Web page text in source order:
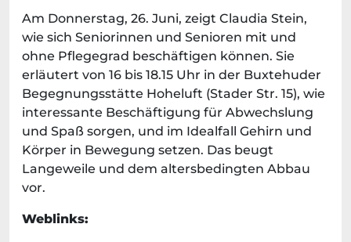
Am Donnerstag, 26. Juni, zeigt Claudia Stein,
wie sich Seniorinnen und Senioren mit und
ohne Pflegegrad beschäftigen können. Sie
erläutert von 16 bis 18.15 Uhr in der Buxtehuder
Begegnungsstätte Hoheluft (Stader Str. 15), wie
interessante Beschäftigung für Abwechslung
und Spaß sorgen, und im Idealfall Gehirn und
Körper in Bewegung setzen. Das beugt
Langeweile und dem altersbedingten Abbau
vor.
Weblinks: